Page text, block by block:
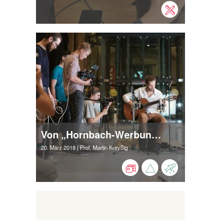
Von „Hornbach-Werbung“ bis Musik-Video
20. März 2018| Prof. Martin Kreyßig